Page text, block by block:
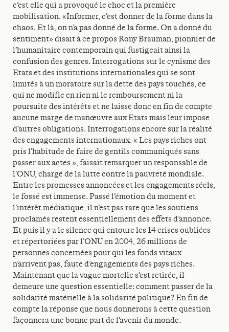
c’est elle qui a provoqué le choc et la première
mobilisation. «Informer, c’est donner de la forme dans la
chaos. Et là, on n’a pas donné de la forme. On a donné du
sentiment» disait à ce propos Rony Brauman, pionnier de
l’humanitaire contemporain qui fustigeait ainsi la
confusion des genres. Interrogations sur le cynisme des
Etats et des institutions internationales qui se sont
limités à un moratoire sur la dette des pays touchés, ce
qui ne modifie en rien ni le remboursement ni la
poursuite des intérêts et ne laisse donc en fin de compte
aucune marge de manœuvre aux Etats mais leur impose
d’autres obligations. Interrogations encore sur la réalité
des engagements internationaux. « Les pays riches ont
pris l’habitude de faire de gentils communiqués sans
passer aux actes », faisait remarquer un responsable de
l’ONU, chargé de la lutte contre la pauvreté mondiale.
Entre les promesses annoncées et les engagements réels,
le fossé est immense. Passé l’émotion du moment et
l’intérêt médiatique, il n’est pas rare que les soutiens
proclamés restent essentiellement des effets d’annonce.
Et puis il y a le silence qui entoure les 14 crises oubliées
et répertoriées par l’ONU en 2004, 26 millions de
personnes concernées pour qui les fonds vitaux
n’arrivent pas, faute d’engagements des pays riches.
Maintenant que la vague mortelle s’est retirée, il
demeure une question essentielle: comment passer de la
solidarité matérielle à la solidarité politique? En fin de
compte la réponse que nous donnerons à cette question
façonnera une bonne part de l’avenir du monde.